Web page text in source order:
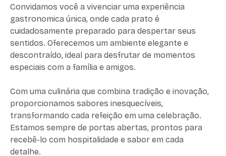
Convidamos você a vivenciar uma experiência
gastronomica única, onde cada prato é
cuidadosamente preparado para despertar seus
sentidos. Oferecemos um ambiente elegante e
descontraído, ideal para desfrutar de momentos
especiais com a família e amigos.
Com uma culinária que combina tradição e inovação,
proporcionamos sabores inesquecíveis,
transformando cada refeição em uma celebração.
Estamos sempre de portas abertas, prontos para
recebê-lo com hospitalidade e sabor em cada
detalhe.